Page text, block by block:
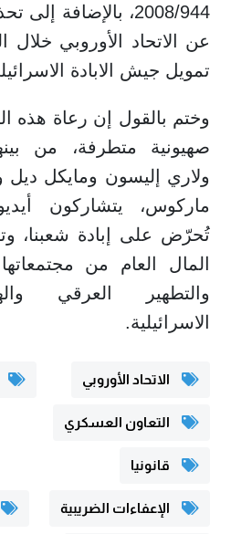
2008/944،
عن الاتحاد الأوروبي خلال
تمويل جيش الابادة
وختم بالقول إن رعاة هذه
صهيونية متطرفة، من
ولاري إليسون ومايكل ديل
ماركوس، يتشاركون
تُحرّض على إبادة شعبنا،
المال العام من
والتطهير العرقي
الاسرائيلية.
الاتحاد الأوروبي
التعاون العسكري
قانونيا
الإعفاءات الضريبية